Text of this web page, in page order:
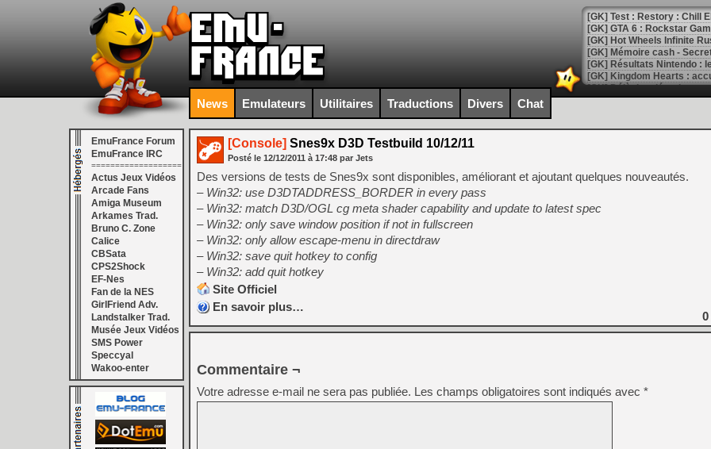
[GK] Test : Restory : Chill
[GK] GTA 6 : Rockstar
[GK] Hot Wheels Infinite
[GK] Mémoire cash -
[GK] Résultats Nintendo :
[GK] Déjà des
[Mo5] Brickboy cherche à
[GK] Minecraft et ses «
[GK] Beast of
[GK] Ubisoft : fin de partie
[GK] Mémoire cash -
[GK] Dan Houser (GTA)
[GK] Comment EA Sports
[GK] Crimson Moon : un
[GK] Isle of Reveries : le
[GK] Moonlighter 2 : The
[GK] Capcom relance
[Mo5] Deux inédits du
[GK] Le beat'em up The
[GK] Endless Legend 2 :
[LS] [PS5] Le WebKit
[GK] Oubliez Crazy Taxi,
News Emulateurs Utilitaires Traductions Divers Chat
EmuFrance Forum
EmuFrance IRC
===================
Actus Jeux Vidéos
Arcade Fans
Amiga Museum
Arkames Trad.
Bruno C. Zone
Calice
CBSata
CPS2Shock
EF-Nes
Fan de la NES
GirlFriend Adv.
Landstalker Trad.
Musée Jeux Vidéos
SMS Power
Speccyal
Wakoo-enter
[Console] Snes9x D3D Testbuild 10/12/11
Posté le 12/12/2011 à 17:48 par Jets
Des versions de tests de Snes9x sont disponibles, améliorant et ajoutant quelques nouveautés.
– Win32: use D3DTADDRESS_BORDER in every pass
– Win32: match D3D/OGL cg meta shader capability and update to latest spec
– Win32: only save window position if not in fullscreen
– Win32: only allow escape-menu in directdraw
– Win32: save quit hotkey to config
– Win32: add quit hotkey
Site Officiel
En savoir plus…
0
Commentaire ¬
Votre adresse e-mail ne sera pas publiée. Les champs obligatoires sont indiqués avec *